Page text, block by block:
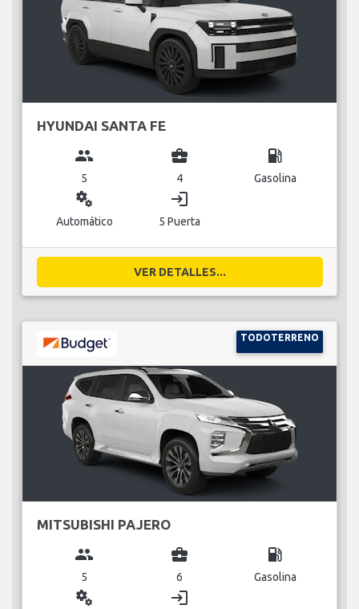
HYUNDAI SANTA FE
group
5
business_center
4
local_gas_station
Gasolina
miscellaneous_services
Automático
login
5 Puerta
VER DETALLES...
TODOTERRENO
MITSUBISHI PAJERO
group
5
business_center
6
local_gas_station
Gasolina
miscellaneous_services login